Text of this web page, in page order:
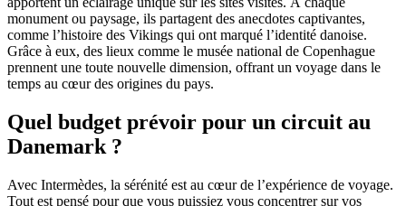
monument ou paysage, ils partagent des anecdotes captivantes,
comme l’histoire des Vikings qui ont marqué l’identité danoise.
Grâce à eux, des lieux comme le musée national de Copenhague
prennent une toute nouvelle dimension, offrant un voyage dans le
temps au cœur des origines du pays.
Quel budget prévoir pour un circuit au
Danemark ?
Avec Intermèdes, la sérénité est au cœur de l’expérience de voyage.
Tout est pensé pour que vous puissiez vous concentrer sur vos